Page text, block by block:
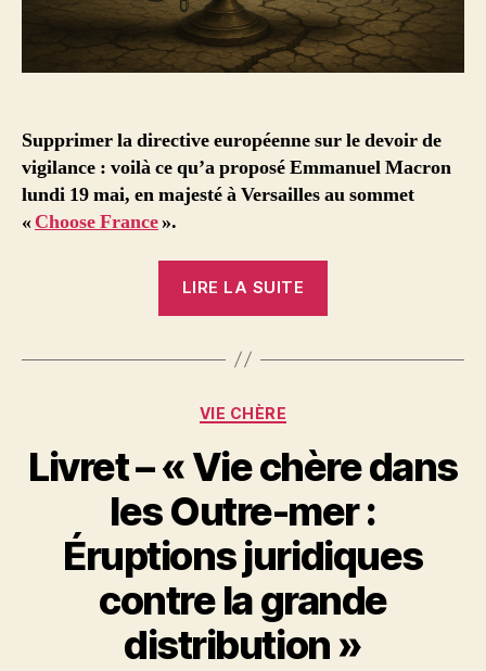
Supprimer la directive européenne sur le devoir de
vigilance : voilà ce qu’a proposé Emmanuel Macron
lundi 19 mai, en majesté à Versailles au sommet
«Choose France».
LIRE LA SUITE
Macron
supprimer
! «
Catégories
VIE CHÈRE
Livret – « Vie chère dans
les Outre-mer :
Éruptions juridiques
contre la grande
distribution »